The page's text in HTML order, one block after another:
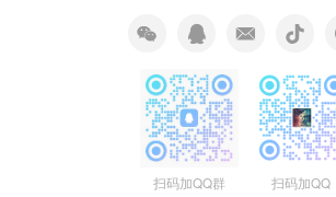
扫码加QQ群 扫码加QQ